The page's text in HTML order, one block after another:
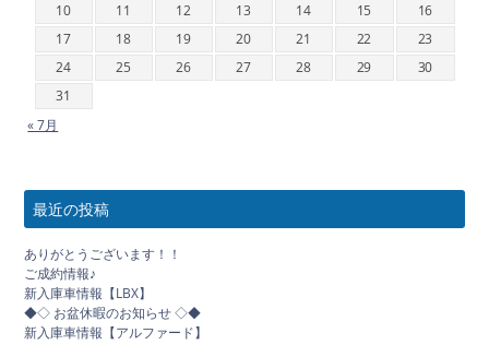
10
11 12 13 14 15
16
17
18 19 20 21 22
23
24
25 26 27 28 29
30
31
« 7月
最近の投稿
ありがとうございます！！
ご成約情報♪
新入庫車情報【LBX】
◆◇ お盆休暇のお知らせ ◇◆
新入庫車情報【アルファード】